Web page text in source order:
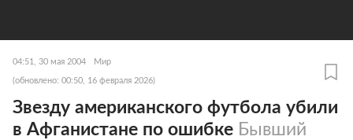
04:51, 30 мая 2004 Мир
(обновлено: 00:50, 16 февраля 2026)
Звезду американского футбола убили
в Афганистане по ошибке Бывший